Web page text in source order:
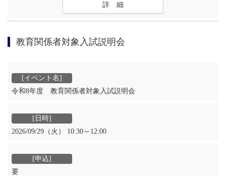
詳 細
教育関係者対象入試説明会
令和8年度 教育関係者対象入試説明会
2026/09/29（火） 10:30～12:00
要